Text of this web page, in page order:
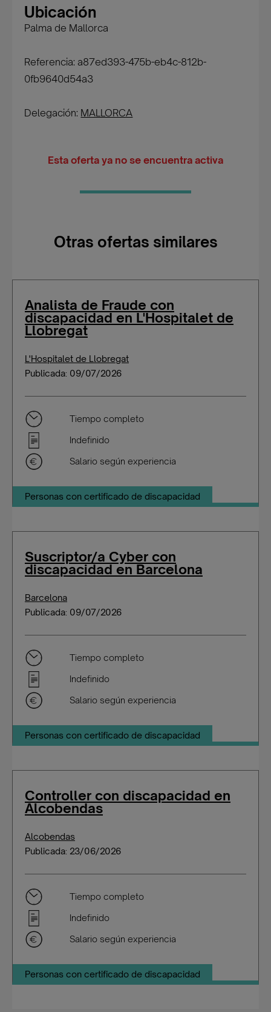
Ubicación
Palma de Mallorca
Referencia: a87ed393-475b-eb4c-812b-
0fb9640d54a3
Delegación: MALLORCA
Esta oferta ya no se encuentra activa
Otras ofertas similares
Analista de Fraude con
discapacidad en L'Hospitalet de
Llobregat
L'Hospitalet de Llobregat
Publicada: 09/07/2026
Tiempo completo
Indefinido
Salario según experiencia
Personas con certificado de discapacidad
Suscriptor/a Cyber con
discapacidad en Barcelona
Barcelona
Publicada: 09/07/2026
Tiempo completo
Indefinido
Salario según experiencia
Personas con certificado de discapacidad
Controller con discapacidad en
Alcobendas
Alcobendas
Publicada: 23/06/2026
Tiempo completo
Indefinido
Salario según experiencia
Personas con certificado de discapacidad